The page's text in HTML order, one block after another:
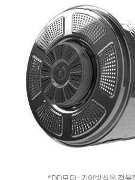
*DD모터 : 기어방식을 적